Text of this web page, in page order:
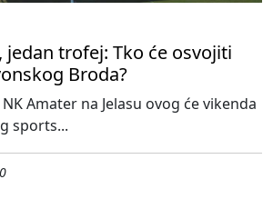
jedan trofej: Tko će osvojiti
Broda?
Amater na Jelasu ovog će vikenda
sports...